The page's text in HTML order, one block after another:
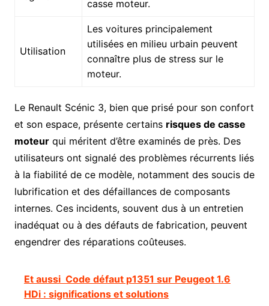
casse moteur.
Utilisation
Les voitures principalement
utilisées en milieu urbain peuvent
connaître plus de stress sur le
moteur.
Le Renault Scénic 3, bien que prisé pour son confort
et son espace, présente certains risques de casse
moteurqui méritent d’être examinés de près. Des
utilisateurs ont signalé des problèmes récurrents liés
à la fiabilité de ce modèle, notamment des soucis de
lubrification et des défaillances de composants
internes. Ces incidents, souvent dus à un entretien
inadéquat ou à des défauts de fabrication, peuvent
engendrer des réparations coûteuses.
Et aussi Code défaut p1351 sur Peugeot 1.6
HDi : significations et solutions